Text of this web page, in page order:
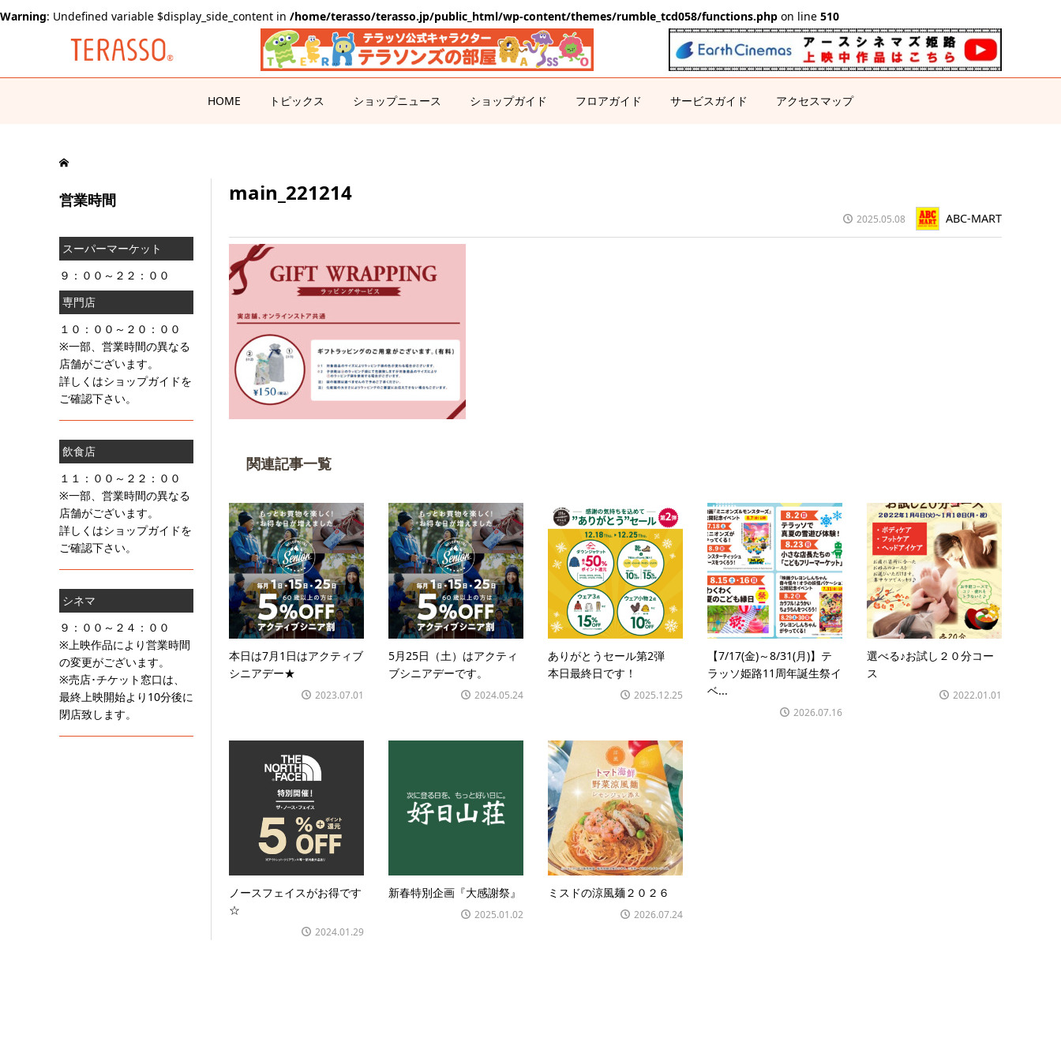
Warning: Undefined variable $display_side_content in /home/terasso/terasso.jp/public_html/wp-content/themes/rumble_tcd058/functions.php on line 510
HOME トピックス ショップニュース ショップガイド フロアガイド サービスガイド アクセスマップ
main_221214
2025.05.08 ABC-MART
関連記事一覧
本日は7月1日はアクティブ
シニアデー★
2023.07.01
5月25日（土）はアクティ
ブシニアデーです。
2024.05.24
ありがとうセール第2弾
本日最終日です！
2025.12.25
【7/17(金)～8/31(月)】テ
ラッソ姫路11周年誕生祭イ
ベ...
2026.07.16
選べる♪お試し２０分コー
ス
2022.01.01
ノースフェイスがお得です
☆
2024.01.29
新春特別企画『大感謝祭』
2025.01.02
ミスドの涼風麺２０２６
2026.07.24
営業時間
スーパーマーケット
９：００～２２：００
専門店
１０：００～２０：００
※一部、営業時間の異なる
店舗がございます。
詳しくはショップガイドを
ご確認下さい。
飲食店
１１：００～２２：００
※一部、営業時間の異なる
店舗がございます。
詳しくはショップガイドを
ご確認下さい。
シネマ
９：００～２４：００
※上映作品により営業時間
の変更がございます。
※売店･チケット窓口は、
最終上映開始より10分後に
閉店致します。